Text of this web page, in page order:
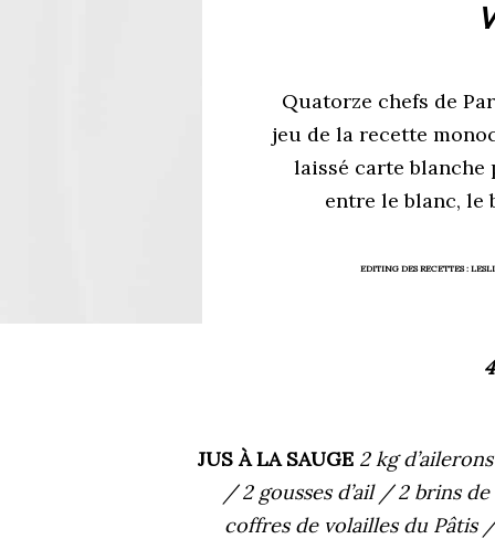
Quatorze chefs de
jeu de la recette
laissé carte
entre le blanc, le
EDITING DES RECETTES :
JUS À LA SAUGE 2 kg
/ 2 gousses d’ail / 2 brins
coffres de volailles du Pâtis